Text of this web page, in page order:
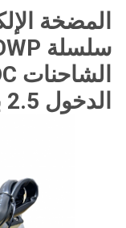
المضخة
الدخول 2.5 بار.